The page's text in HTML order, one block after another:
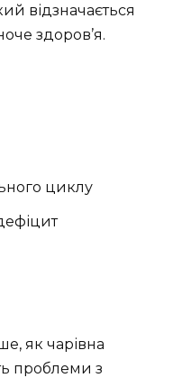
відзначається
здоров’я.
циклу
як чарівна
проблеми з